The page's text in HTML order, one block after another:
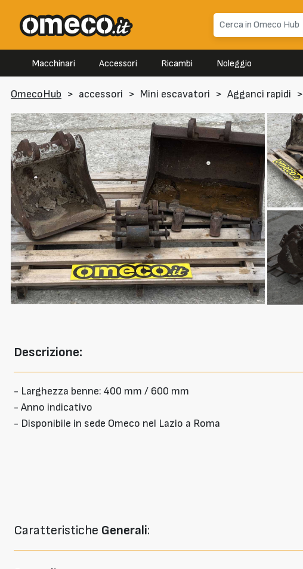
Macchinari Accessori Ricambi Noleggio
OmecoHub > accessori > Mini escavatori > Agganci rapidi >
Descrizione:
- Larghezza benne: 400 mm / 600 mm
- Anno indicativo
- Disponibile in sede Omeco nel Lazio a Roma
Caratteristiche Generali: